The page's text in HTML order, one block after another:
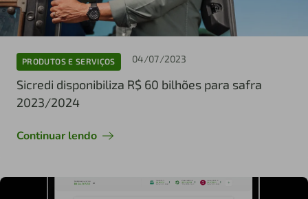
PRODUTOS E SERVIÇOS 04/07/2023
Sicredi disponibiliza R$ 60 bilhões para safra
2023/2024
Continuar lendo